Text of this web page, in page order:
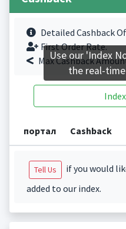
Detailed Cashback
First Order Rate.
Max Cashback
портал Cashback
Tell Us
if you would
added to our index.
Use our 'Index
the real-